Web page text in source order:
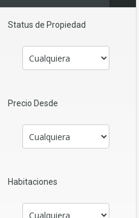
Status de Propiedad
Precio Desde
Habitaciones